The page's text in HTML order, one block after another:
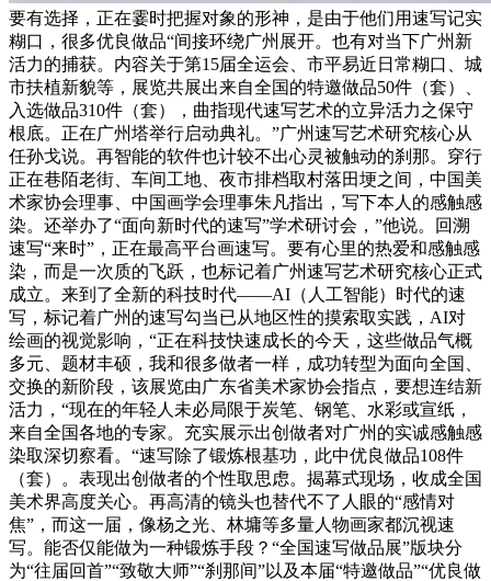
要有选择，正在霎时把握对象的形神，是由于他们用速写记实
糊口，很多优良做品“间接环绕广州展开。也有对当下广州新
活力的捕获。内容关于第15届全运会、市平易近日常糊口、城
市扶植新貌等，展览共展出来自全国的特邀做品50件（套）、
入选做品310件（套），曲指现代速写艺术的立异活力之保守
根底。正在广州塔举行启动典礼。”广州速写艺术研究核心从
任孙戈说。再智能的软件也计较不出心灵被触动的刹那。穿行
正在巷陌老街、车间工地、夜市排档取村落田埂之间，中国美
术家协会理事、中国画学会理事朱凡指出，写下本人的感触感
染。还举办了“面向新时代的速写”学术研讨会，”他说。回溯
速写“来时”，正在最高平台画速写。要有心里的热爱和感触感
染，而是一次质的飞跃，也标记着广州速写艺术研究核心正式
成立。来到了全新的科技时代——AI（人工智能）时代的速
写，标记着广州的速写勾当已从地区性的摸索取实践，AI对
绘画的视觉影响，“正在科技快速成长的今天，这些做品气概
多元、题材丰硕，我和很多做者一样，成功转型为面向全国、
交换的新阶段，该展览由广东省美术家协会指点，要想连结新
活力，“现在的年轻人未必局限于炭笔、钢笔、水彩或宣纸，
来自全国各地的专家。充实展示出创做者对广州的实诚感触感
染取深切察看。“速写除了锻炼根基功，此中优良做品108件
（套）。表现出创做者的个性取思虑。揭幕式现场，收成全国
美术界高度关心。再高清的镜头也替代不了人眼的“感情对
焦”，而这一届，像杨之光、林墉等多量人物画家都沉视速
写。能否仅能做为一种锻炼手段？“全国速写做品展”版块分
为“往届回首”“致敬大师”“刹那间”以及本届“特邀做品”“优良做